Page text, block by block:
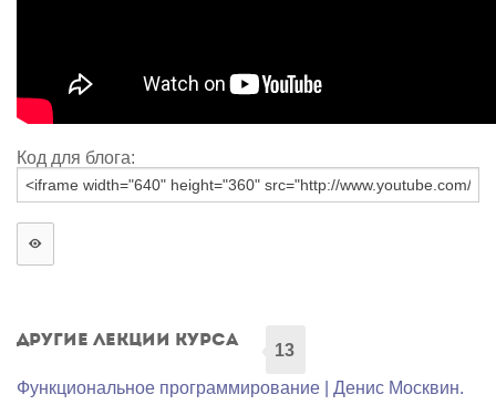
Код для блога:
Другие лекции курса
13
Функциональное программирование | Денис Москвин.